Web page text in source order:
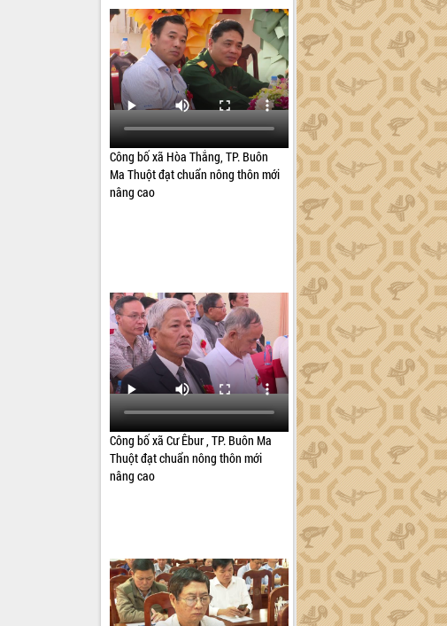
Công bố xã Hòa Thắng, TP. Buôn
Ma Thuột đạt chuẩn nông thôn mới
nâng cao
Công bố xã Cư Êbur , TP. Buôn Ma
Thuột đạt chuẩn nông thôn mới
nâng cao